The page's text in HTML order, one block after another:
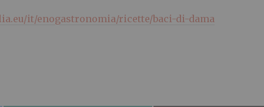
it/enogastronomia/ricette/baci-di-dama